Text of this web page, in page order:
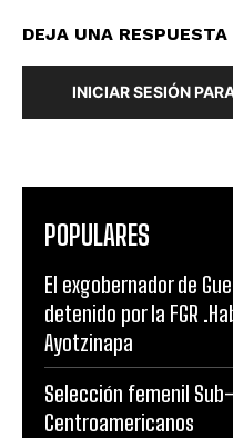
DEJA UNA RESPUESTA
INICIAR SESIÓN
POPULARES
El exgobernador de
detenido por la FGR
Ayotzinapa
Selección femenil
Centroamericanos